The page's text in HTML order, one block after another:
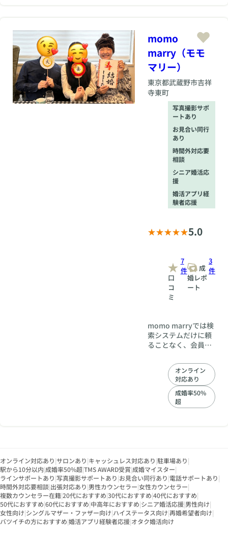
momo
marry（モモ
マリー）
東京都武蔵野市吉祥
寺東町
写真撮影サポ
ートあり
お見合い同行
あり
時間外対応要
相談
シニア婚活応
援
婚活アプリ経
験者応援
5.0
口
コ
ミ
7
件
成
婚レポ
ート
3
件
momo marryでは検
索システムだけに頼
ることなく、会員様
オンリーワンの婚活
サポートをご案内し
ております。 分かっ
ているけどなかなか
一歩前に踏み出す事
に専念していただけ
るよう、全力サポー
ト！！ お仕事が忙し
い方にはお仕事前の
朝や、お仕事終わり
の夜に面談対応も柔
軟に対応しておりま
オンライン
対応あり
成婚率50%
超
オンライン対応あり|サロンあり|キャッシュレス対応あり|駐車場あり|
駅から10分以内|成婚率50%超|TMS AWARD受賞|成婚マイスター|
ラインサポートあり|写真撮影サポートあり|お見合い同行あり|電話サポートあり|
時間外対応要相談|出張対応あり|男性カウンセラー|女性カウンセラー|
複数カウンセラー在籍|20代におすすめ|30代におすすめ|40代におすすめ|
50代におすすめ|60代におすすめ|中高年におすすめ|シニア婚活応援|男性向け|
女性向け|シングルマザー・ファザー向け|ハイステータス向け|再婚希望者向け|
バツイチの方におすすめ|婚活アプリ経験者応援|オタク婚活向け